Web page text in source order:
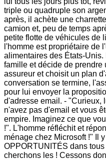
triple ou quadruple son
après, il achète une
camion et, peu de temps
petite flotte de véhicules de
l'homme est propriétaire de
alimentaires des États-
famille et décide de prendre
assureur et choisit un plan
conversation se termine,
pour lui envoyer la
d'adresse email. - "Curieux,
n'avez pas d'email et vous
empire. Imaginez ce que
!". L'homme réfléchit et
ménage chez Microsoft !" Il
OPPORTUNITÉS dans
cherchons les ! Cessons